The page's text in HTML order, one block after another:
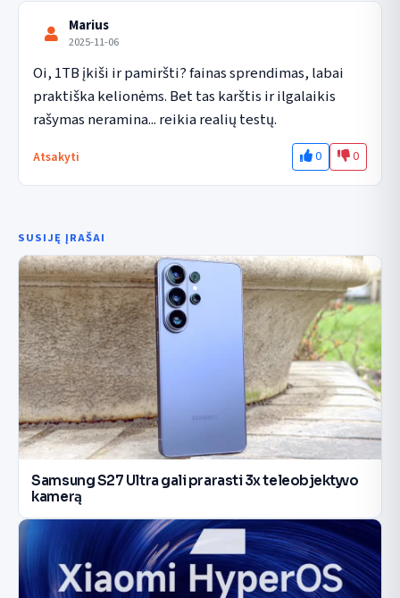
Marius
2025-11-06
Oi, 1TB įkiši ir pamiršti? fainas sprendimas, labai
praktiška kelionėms. Bet tas karštis ir ilgalaikis
rašymas neramina... reikia realių testų.
Atsakyti 0 0
SUSIJĘ ĮRAŠAI
Samsung S27 Ultra gali prarasti 3x teleobjektyvo
kamerą